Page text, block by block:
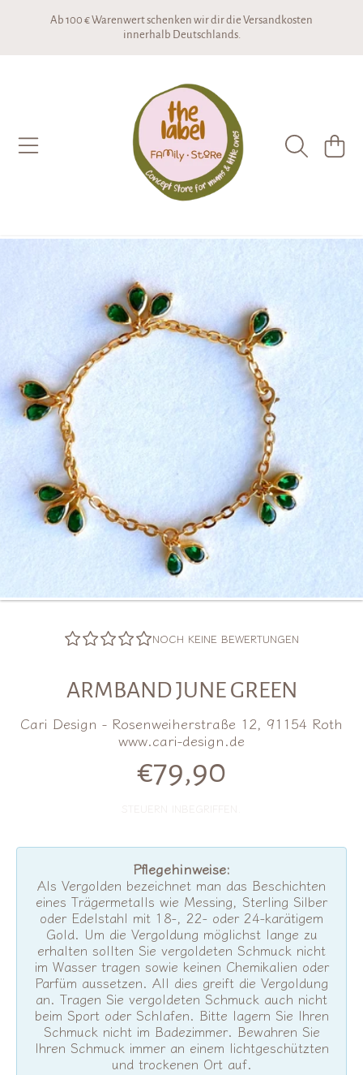
DIREKT ZUM INHALT
Ab 100 € Warenwert schenken wir dir die Versandkosten
innerhalb Deutschlands.
NOCH KEINE BEWERTUNGEN
ARMBAND JUNE GREEN
Cari Design - Rosenweiherstraße 12, 91154 Roth
www.cari-design.de
Normalpreis
€79,90
Pflegehinweise:
Als Vergolden bezeichnet man das Beschichten
eines Trägermetalls wie Messing, Sterling Silber
oder Edelstahl mit 18-, 22- oder 24-karätigem
Gold. Um die Vergoldung möglichst lange zu
erhalten sollten Sie vergoldeten Schmuck nicht
im Wasser tragen sowie keinen Chemikalien oder
Parfüm aussetzen. All dies greift die Vergoldung
an. Tragen Sie vergoldeten Schmuck auch nicht
beim Sport oder Schlafen. Bitte lagern Sie Ihren
Schmuck nicht im Badezimmer. Bewahren Sie
Ihren Schmuck immer an einem lichtgeschützten
und trockenen Ort auf.